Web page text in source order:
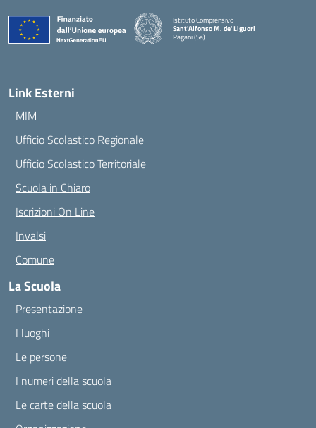
Istituto Comprensivo
Sant'Alfonso M. de' Liguori
Pagani (Sa)
— Visita la pagina iniziale della scuola
Link Esterni
MIM
Ufficio Scolastico Regionale
Ufficio Scolastico Territoriale
Scuola in Chiaro
Iscrizioni On Line
Invalsi
Comune
La Scuola
Presentazione
I luoghi
Le persone
I numeri della scuola
Le carte della scuola